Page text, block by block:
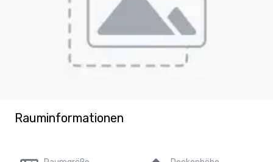
Rauminformationen